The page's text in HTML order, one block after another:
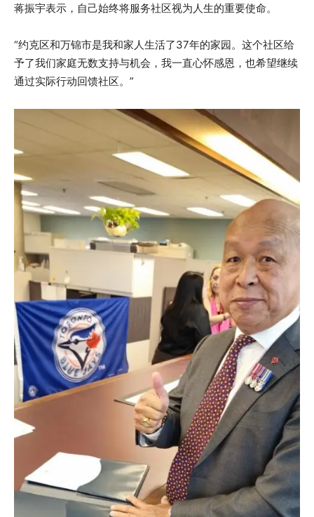
蒋振宇表示，自己始终将服务社区视为人生的重要使命。
“约克区和万锦市是我和家人生活了37年的家园。这个社区给
予了我们家庭无数支持与机会，我一直心怀感恩，也希望继续
通过实际行动回馈社区。”